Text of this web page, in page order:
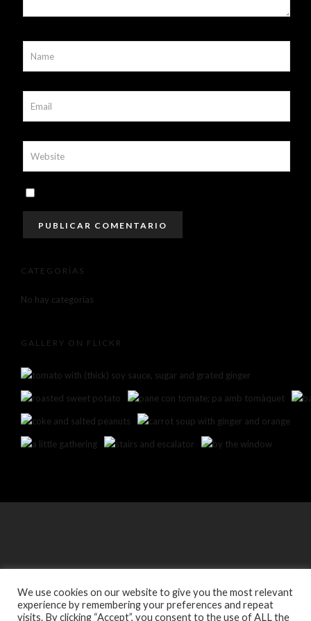
CATEGORÍAS
No hay categorías
GALLERY ON FLICKR
We use cookies on our website to give you the most relevant
experience by remembering your preferences and repeat
visits. By clicking “Accept”, you consent to the use of ALL the